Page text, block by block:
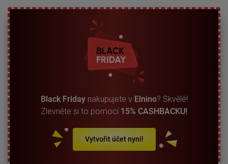
Black Fridaynakupujete v Elnino? Skvělé!
Zlevněte si to pomocí 15% CASHBACKU!
Vytvořit účet nyní!